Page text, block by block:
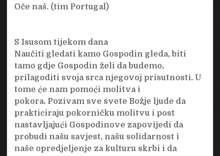
Oče naš. (tim Portugal)
S Isusom tijekom dana
Naučiti gledati kamo Gospodin gleda, biti
tamo gdje Gospodin želi da budemo,
prilagoditi svoja srca njegovoj prisutnosti. U
tome će nam pomoći molitva i
pokora. Pozivam sve svete Božje ljude da
prakticiraju pokorničku molitvu i post
nastavljajući Gospodinove zapovijedi da
probudi našu savjest, našu solidarnost i
naše opredjeljenje za kulturu skrbi i da